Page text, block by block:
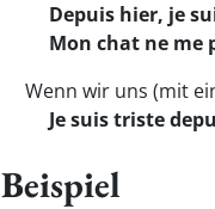
Depuis hier, je
Mon chat ne me
Wenn wir uns (mit
Je suis triste
Beispiel